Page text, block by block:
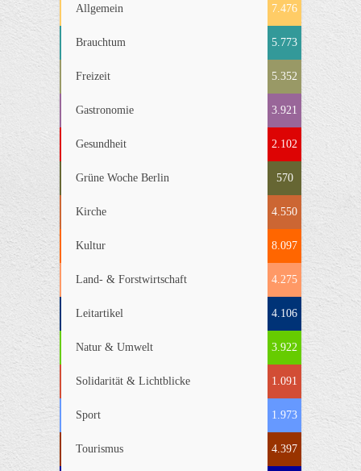
Allgemein 7.476
Brauchtum 5.773
Freizeit 5.352
Gastronomie 3.921
Gesundheit 2.102
Grüne Woche Berlin 570
Kirche 4.550
Kultur 8.097
Land- & Forstwirtschaft 4.275
Leitartikel 4.106
Natur & Umwelt 3.922
Solidarität & Lichtblicke 1.091
Sport 1.973
Tourismus 4.397